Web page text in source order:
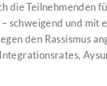
die Teilnehmenden
schweigend und mit
den Rassismus